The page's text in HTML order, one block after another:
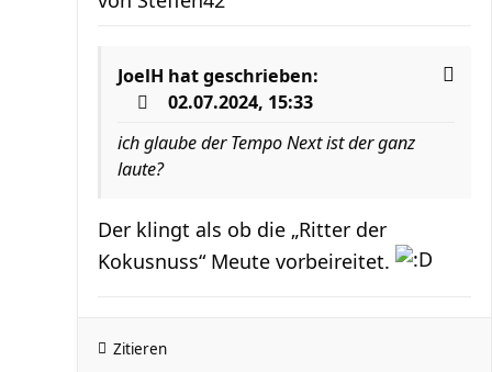
JoelH hat geschrieben:
02.07.2024, 15:33
ich glaube der Tempo Next ist der ganz
laute?
Der klingt als ob die „Ritter der
Kokusnuss“ Meute vorbeireitet.
Zitieren